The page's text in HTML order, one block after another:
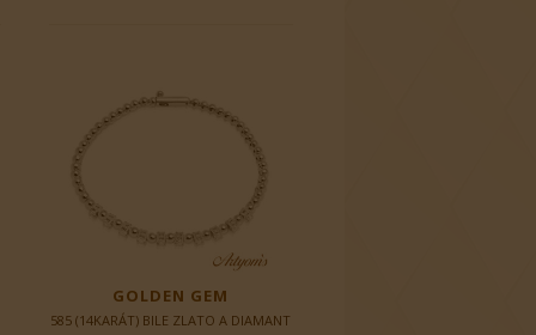
GOLDEN GEM
585 (14KARÁT) BILE ZLATO A DIAMANT